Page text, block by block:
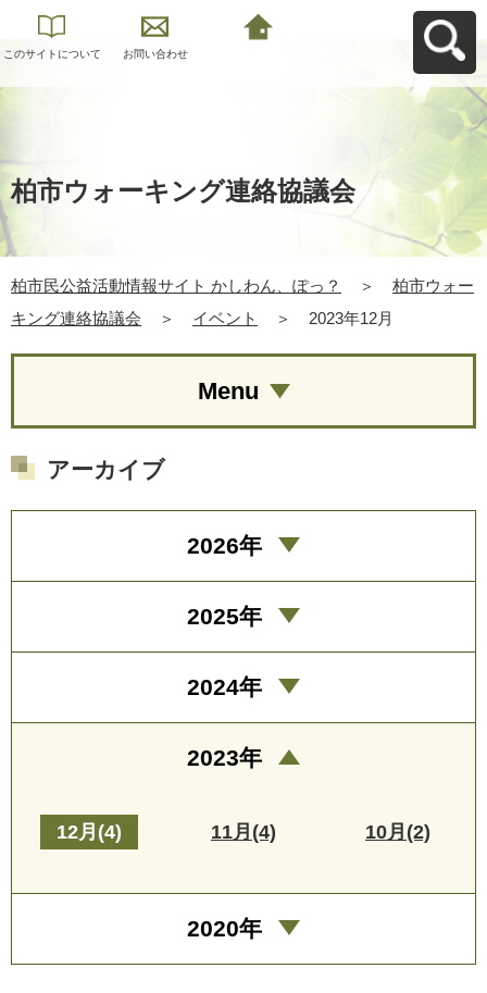
このサイトについて お問い合わせ
柏市ウォーキング連絡協議会
柏市民公益活動情報サイト かしわん、ぽっ？ ＞
柏市ウォー
キング連絡協議会
＞ イベント ＞ 2023年12月
Menu
アーカイブ
2026年
2025年
2024年
2023年
12月(4) 11月(4) 10月(2)
2020年